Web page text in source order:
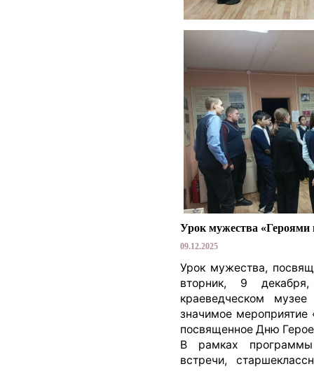
Урок мужества «Героями
09.12.2025
Урок мужества,
вторник, 9
краеведческом
значимое
посвященное Дню
В рамках программы
встречи,